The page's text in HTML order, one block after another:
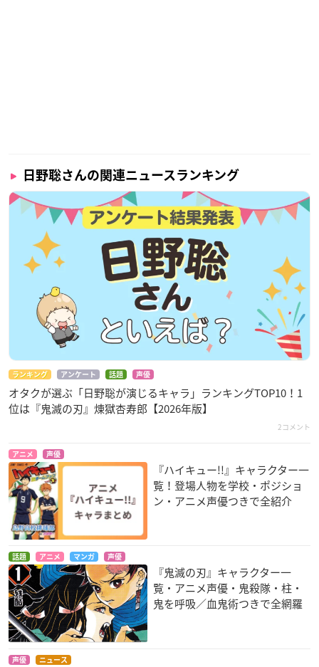
日野聡さんの関連ニュースランキング
ランキング アンケート 話題 声優
オタクが選ぶ「日野聡が演じるキャラ」ランキングTOP10！1
位は『鬼滅の刃』煉󠄁獄杏寿郎【2026年版】
2コメント
アニメ 声優
『ハイキュー!!』キャラクター一
覧！登場人物を学校・ポジショ
ン・アニメ声優つきで全紹介
話題 アニメ マンガ 声優
『鬼滅の刃』キャラクター一
覧・アニメ声優・鬼殺隊・柱・
鬼を呼吸／血鬼術つきで全網羅
声優 ニュース